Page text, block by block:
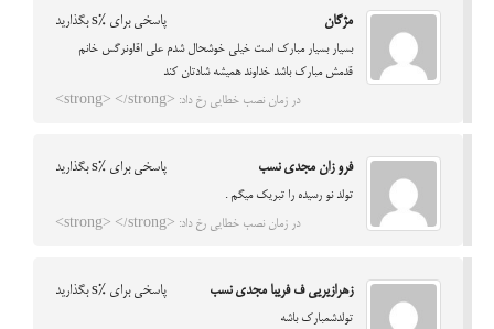
مژگان پاسخی برای %s بگذارید
بسیار بسیار مبارک است خیلی خوشحال شدم علی اقاونرگس خانم
قدمش مبارک باشد خداوند همیشه شادتان کند
در زمان نصب خطایی رخ داد: <strong> </strong>
فرو زان مجدی نسب پاسخی برای %s بگذارید
تولد نو رسیده را تبریک میگم .
در زمان نصب خطایی رخ داد: <strong> </strong>
زهرازیریی ف فریبا مجدی نسب پاسخی برای %s بگذارید
تولدشمبارک باشه